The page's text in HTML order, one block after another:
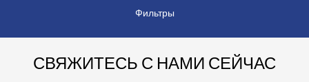
Фильтры
СВЯЖИТЕСЬ С НАМИ СЕЙЧАС